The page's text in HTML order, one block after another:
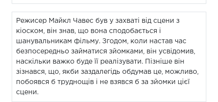
Режисер Майкл Чавес був у захваті від сцени з
кіоском, він знав, що вона сподобається і
шанувальникам фільму. Згодом, коли настав час
безпосередньо займатися зйомками, він усвідомив,
наскільки важко буде її реалізувати. Пізніше він
зізнався, що, якби заздалегідь обдумав це, можливо,
побоявся б труднощів і не взявся б за зйомки цієї
сцени.